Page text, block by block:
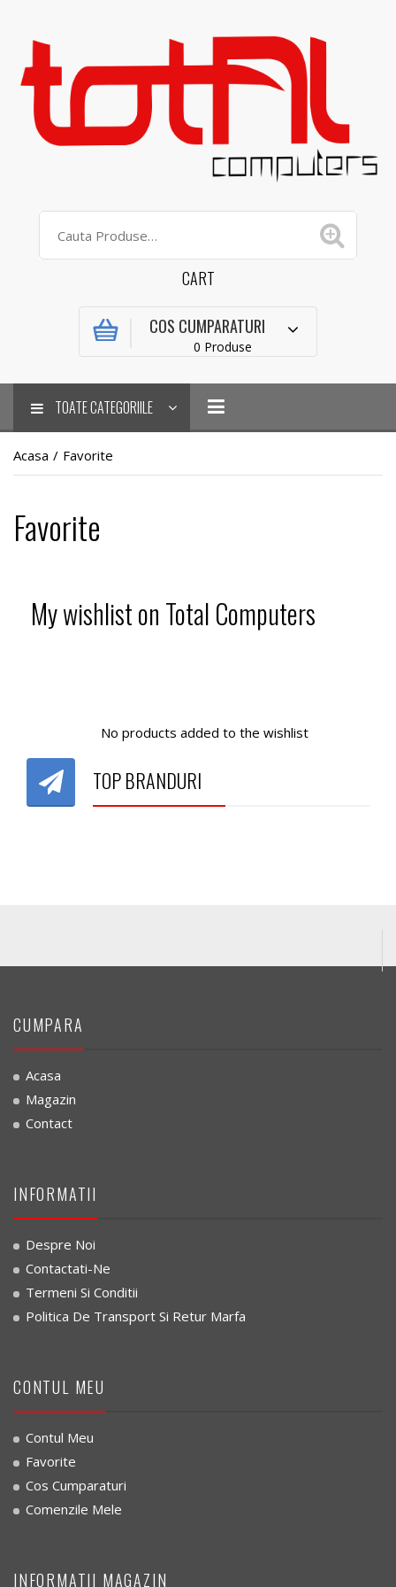
CART
COS CUMPARATURI
0 Produse
TOATE CATEGORIILE
Acasa / Favorite
Favorite
My wishlist on Total Computers
No products added to the wishlist
TOP BRANDURI
CUMPARA
Acasa
Magazin
Contact
INFORMATII
Despre Noi
Contactati-Ne
Termeni Si Conditii
Politica De Transport Si Retur Marfa
CONTUL MEU
Contul Meu
Favorite
Cos Cumparaturi
Comenzile Mele
INFORMATII MAGAZIN